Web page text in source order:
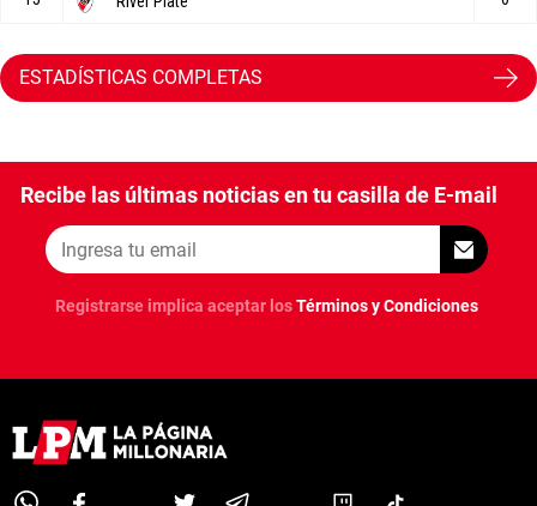
ESTADÍSTICAS COMPLETAS
Recibe las últimas noticias en tu casilla de E-mail
Registrarse implica aceptar losTérminos y Condiciones